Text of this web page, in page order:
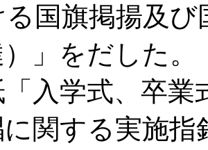
る国旗掲揚及
）」をだした
入学式、卒
関する実施